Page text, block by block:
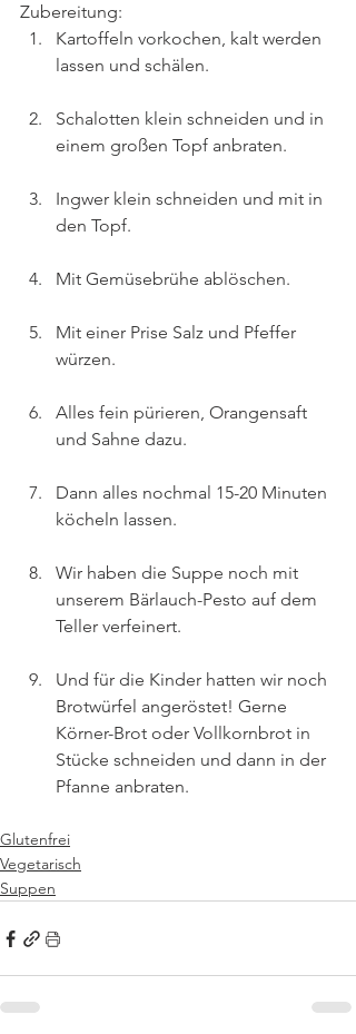
Zubereitung:
Kartoffeln vorkochen, kalt werden
lassen und schälen.
Schalotten klein schneiden und in
einem großen Topf anbraten.
Ingwer klein schneiden und mit in
den Topf.
Mit Gemüsebrühe ablöschen.
Mit einer Prise Salz und Pfeffer
würzen.
Alles fein pürieren, Orangensaft
und Sahne dazu.
Dann alles nochmal 15-20 Minuten
köcheln lassen.
Wir haben die Suppe noch mit
unserem Bärlauch-Pesto auf dem
Teller verfeinert.
Und für die Kinder hatten wir noch
Brotwürfel angeröstet! Gerne
Körner-Brot oder Vollkornbrot in
Stücke schneiden und dann in der
Pfanne anbraten.
Glutenfrei
Vegetarisch
Suppen